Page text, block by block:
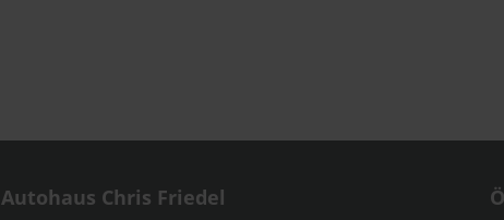
Autohaus Chris Friedel